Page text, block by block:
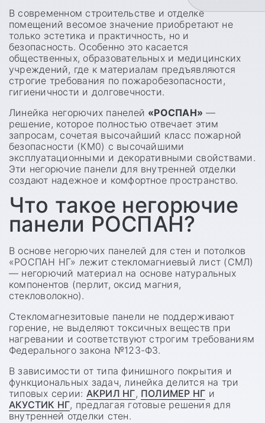
В современном строительстве и отделке
помещений весомое значение приобретают не
только эстетика и практичность, но и
безопасность. Особенно это касается
общественных, образовательных и медицинских
учреждений, где к материалам предъявляются
строгие требования по пожаробезопасности,
гигиеничности и долговечности.
Линейка негорючих панелей «РОСПАН» —
решение, которое полностью отвечает этим
запросам, сочетая высочайший класс пожарной
безопасности (КМ0) с высочайшими
эксплуатационными и декоративными свойствами.
Эти негорючие панели для внутренней отделки
создают надежное и комфортное пространство.
Что такое негорючие
панели РОСПАН?
В основе негорючих панелей для стен и потолков
«РОСПАН НГ» лежит стекломагниевый лист (СМЛ)
— негорючий материал на основе натуральных
компонентов (перлит, оксид магния,
стекловолокно).
Стекломагнезитовые панели не поддерживают
горение, не выделяют токсичных веществ при
нагревании и соответствуют строгим требованиям
Федерального закона №123-ФЗ.
В зависимости от типа финишного покрытия и
функциональных задач, линейка делится на три
типовых серии: АКРИЛ НГ, ПОЛИМЕР НГ и
АКУСТИК НГ, предлагая готовые решения для
внутренней отделки стен.